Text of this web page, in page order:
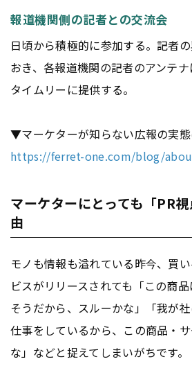
報道機関側の記者との交流会
日頃から積極的に参加する。記者
おき、各報道機関の記者のアンテナ
タイムリーに提供する。
▼マーケターが知らない広報の実態
https://ferret-one.com/blog/
マーケターにとっても「PR
由
モノも情報も溢れている昨今、買
ビスがリリースされても「この商
そうだから、スルーかな」「我が
仕事をしているから、この商品・
な」などと捉えてしまいがちです。